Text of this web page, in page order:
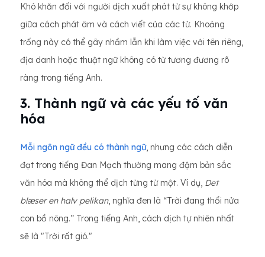
Khó khăn đối với người dịch xuất phát từ sự không khớp
giữa cách phát âm và cách viết của các từ. Khoảng
trống này có thể gây nhầm lẫn khi làm việc với tên riêng,
địa danh hoặc thuật ngữ không có từ tương đương rõ
ràng trong tiếng Anh.
3. Thành ngữ và các yếu tố văn
hóa
Mỗi ngôn ngữ đều có thành ngữ, nhưng các cách diễn
đạt trong tiếng Đan Mạch thường mang đậm bản sắc
văn hóa mà không thể dịch từng từ một. Ví dụ, Det
blæser en halv pelikan, nghĩa đen là “Trời đang thổi nửa
con bồ nông.” Trong tiếng Anh, cách dịch tự nhiên nhất
sẽ là "Trời rất gió."